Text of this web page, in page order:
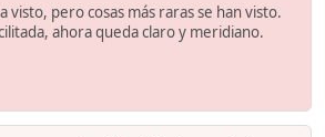
visto, pero cosas más raras se han visto.
ahora queda claro y meridiano.